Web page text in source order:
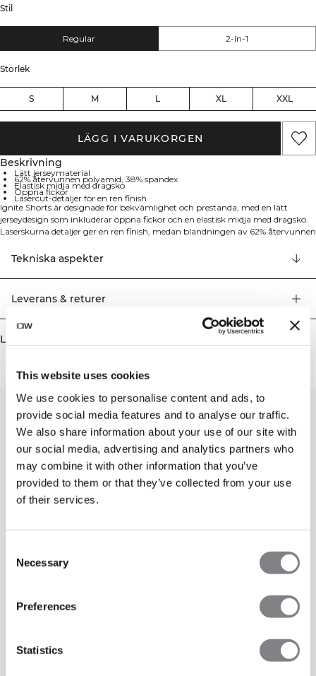
This website uses cookies
We use cookies to personalise content and ads, to
provide social media features and to analyse our traffic.
We also share information about your use of our site with
our social media, advertising and analytics partners who
may combine it with other information that you’ve
provided to them or that they’ve collected from your use
of their services.
Selection
Necessary
Preferences
Statistics
Stil
Regular 2-In-1
Storlek
S M L XL XXL
LÄGG I VARUKORGEN
Beskrivning
Lätt jerseymaterial
62% återvunnen polyamid, 38% spandex
Elastisk midja med dragsko
Öppna fickor
Lasercut-detaljer för en ren finish
Ignite Shorts är designade för bekvämlighet och prestanda, med en lätt
jerseydesign som inkluderar öppna fickor och en elastisk midja med dragsko.
Laserskurna detaljer ger en ren finish, medan blandningen av 62% återvunnen
Tekniska aspekter
Leverans & returer
Liknande produkter